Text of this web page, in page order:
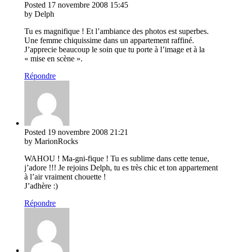
Posted 17 novembre 2008 15:45
by Delph
Tu es magnifique ! Et l’ambiance des photos est superbes.
Une femme chiquissime dans un appartement raffiné.
J’apprecie beaucoup le soin que tu porte à l’image et à la
« mise en scène ».
Répondre
Posted 19 novembre 2008 21:21
by MarionRocks
WAHOU ! Ma-gni-fique ! Tu es sublime dans cette tenue,
j’adore !!! Je rejoins Delph, tu es très chic et ton appartement
à l’air vraiment chouette !
J’adhère :)
Répondre